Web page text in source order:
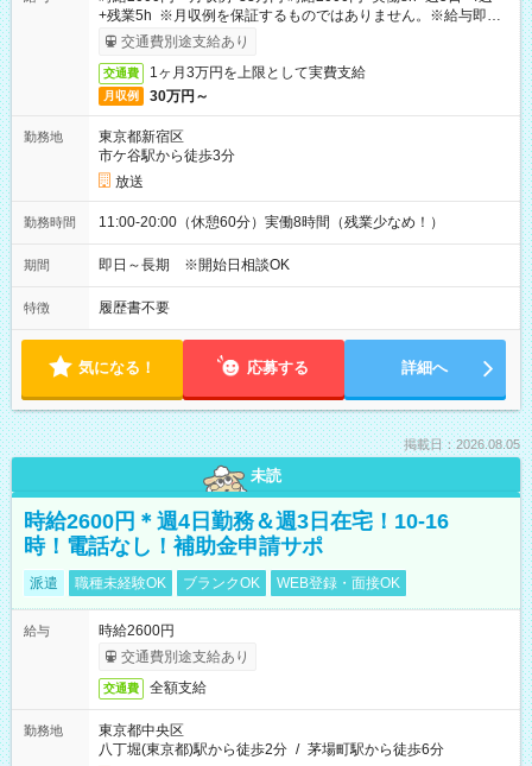
+残業5h ※月収例を保証するものではありません。※給与即受
取りサービス利用可（利用条件有）
交通費別途支給あり
交通費 1ヶ月3万円を上限として実費支給
月収例 30万円～
勤務地
東京都新宿区
市ケ谷駅から徒歩3分
放送
勤務時間 11:00-20:00（休憩60分）実働8時間（残業少なめ！）
期間 即日～長期 ※開始日相談OK
特徴 履歴書不要
気になる！ 応募する 詳細へ
掲載日：2026.08.05
未読
時給2600円＊週4日勤務＆週3日在宅！10-16
時！電話なし！補助金申請サポ
派遣 職種未経験OK ブランクOK WEB登録・面接OK
給与
時給2600円
交通費別途支給あり
交通費 全額支給
勤務地
東京都中央区
八丁堀(東京都)駅から徒歩2分 / 茅場町駅から徒歩6分